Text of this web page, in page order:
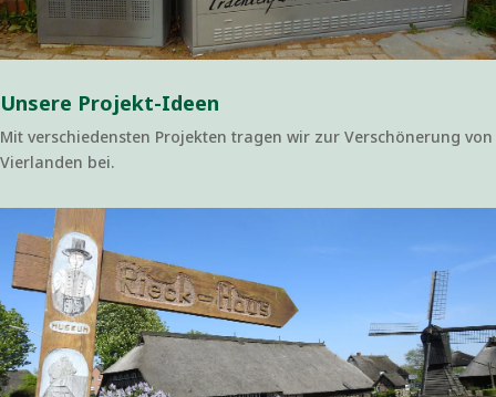
Unsere Projekt-Ideen
Mit verschiedensten Projekten tragen wir zur Verschönerung von
Vierlanden bei.